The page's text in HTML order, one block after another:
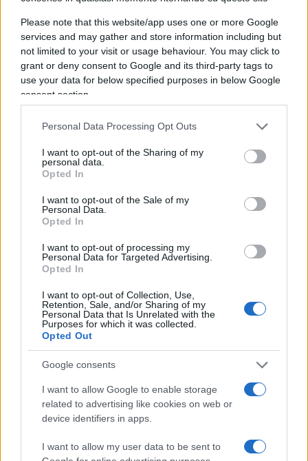
Please note that this website/app uses one or more Google
services and may gather and store information including but
not limited to your visit or usage behaviour. You may click to
grant or deny consent to Google and its third-party tags to
use your data for below specified purposes in below Google
consent section.
Personal Data Processing Opt Outs
I want to opt-out of the Sharing of my
personal data.
Opted In
I want to opt-out of the Sale of my
Personal Data.
Opted In
I want to opt-out of processing my
Personal Data for Targeted Advertising.
Opted In
I want to opt-out of Collection, Use,
Retention, Sale, and/or Sharing of my
Personal Data that Is Unrelated with the
Purposes for which it was collected.
Opted Out
Google consents
I want to allow Google to enable storage
related to advertising like cookies on web or
device identifiers in apps.
I want to allow my user data to be sent to
Auto elettriche, sul Nasdaq la bolla
di Enrico Foscarini
22 Marzo 2026, 17:00